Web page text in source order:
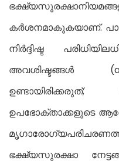
കർശനമാകുകയാണ്.
നിർദ്ദിഷ്ട
അവശിഷ്ടങ്ങൾ
ഉപഭോക്താക്കളുടെ
ഭക്ഷ്യസുരക്ഷാ